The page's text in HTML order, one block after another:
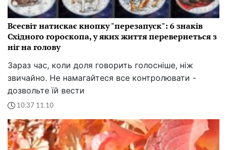
Всесвіт натискає кнопку "перезапуск": 6 знаків
Східного гороскопа, у яких життя перевернеться з
ніг на голову
Зараз час, коли доля говорить голосніше, ніж
звичайно. Не намагайтеся все контролювати -
дозвольте їй вести
10:37 11.10